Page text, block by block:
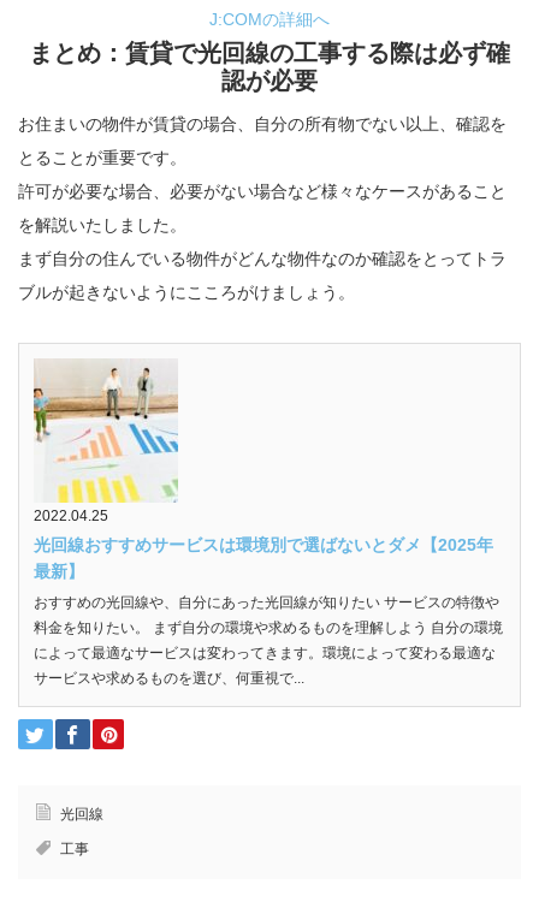
J:COMの詳細へ
まとめ：賃貸で光回線の工事する際は必ず確
認が必要
お住まいの物件が賃貸の場合、自分の所有物でない以上、確認を
とることが重要です。
許可が必要な場合、必要がない場合など様々なケースがあること
を解説いたしました。
まず自分の住んでいる物件がどんな物件なのか確認をとってトラ
ブルが起きないようにこころがけましょう。
2022.04.25
光回線おすすめサービスは環境別で選ばないとダメ【2025年
最新】
おすすめの光回線や、自分にあった光回線が知りたい サービスの特徴や
料金を知りたい。 まず自分の環境や求めるものを理解しよう 自分の環境
によって最適なサービスは変わってきます。環境によって変わる最適な
サービスや求めるものを選び、何重視で...
光回線
工事